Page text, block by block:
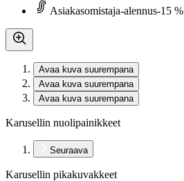
Asiakasomistaja-alennus-15 %
Avaa kuva suurempana
Avaa kuva suurempana
Avaa kuva suurempana
Karusellin nuolipainikkeet
Seuraava
Karusellin pikakuvakkeet